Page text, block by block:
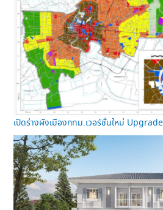
เปิดร่างผังเมืองกทม.เวอร์ชั่นใหม่